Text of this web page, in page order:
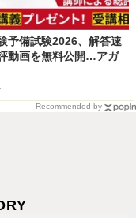
予備試験2026、解答速
動画を無料公開…アガ
Recommended by